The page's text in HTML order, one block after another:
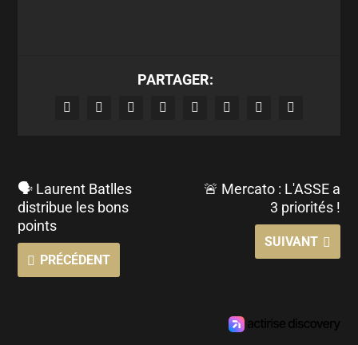
PARTAGER:
🗣 Laurent Batlles
distribue les bons
points
PRÉCÉDENT
🚨 Mercato : L'ASSE a
3 priorités !
SUIVANT